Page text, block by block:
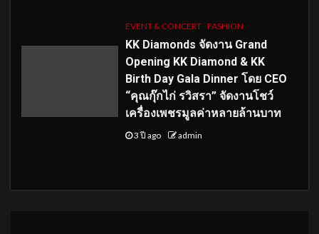
EVENT & CONCERT FASHION
KK Diamonds จัดงาน Grand
Opening KK Diamond & KK
Birth Day Gala Dinner โดย CEO
“คุณกุ๊กไก่ รวิสรา” จัดงานโชว์
เครื่องเพชรมูลค่าหลายล้านบาท
3 ปี ago admin